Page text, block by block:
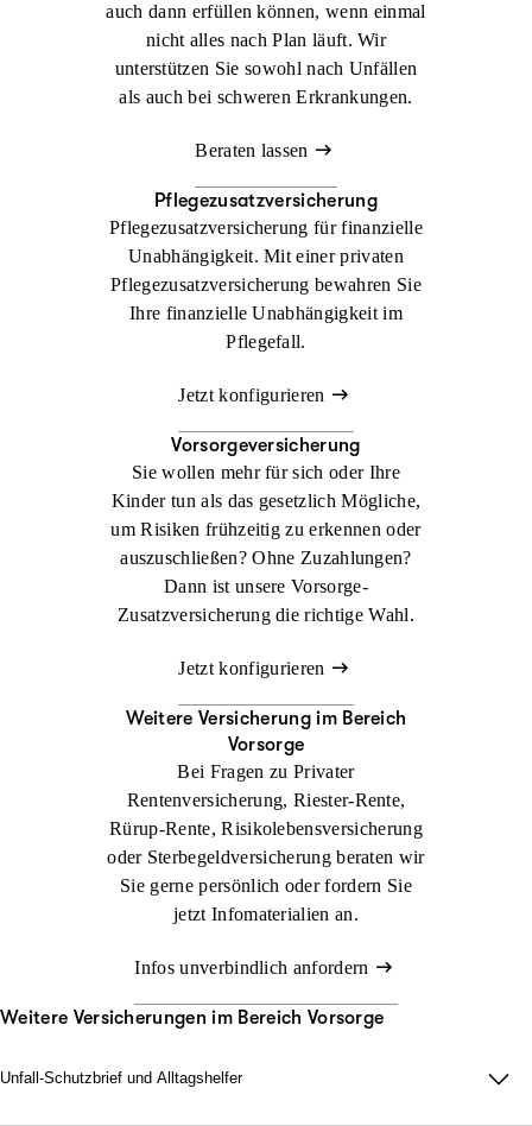
auch dann erfüllen können, wenn einmal
nicht alles nach Plan läuft. Wir
unterstützen Sie sowohl nach Unfällen
als auch bei schweren Erkrankungen.
Beraten lassen
Pflegezusatzversicherung
Pflegezusatzversicherung für finanzielle
Unabhängigkeit. Mit einer privaten
Pflegezusatzversicherung bewahren Sie
Ihre finanzielle Unabhängigkeit im
Pflegefall.
Jetzt konfigurieren
Vorsorgeversicherung
Sie wollen mehr für sich oder Ihre
Kinder tun als das gesetzlich Mögliche,
um Risiken frühzeitig zu erkennen oder
auszuschließen? Ohne Zuzahlungen?
Dann ist unsere Vorsorge-
Zusatzversicherung die richtige Wahl.
Jetzt konfigurieren
Weitere Versicherung im Bereich
Vorsorge
Bei Fragen zu Privater
Rentenversicherung, Riester-Rente,
Rürup-Rente, Risikolebensversicherung
oder Sterbegeldversicherung beraten wir
Sie gerne persönlich oder fordern Sie
jetzt Infomaterialien an.
Infos unverbindlich anfordern
Weitere Versicherungen im Bereich Vorsorge
Unfall-Schutzbrief und Alltagshelfer